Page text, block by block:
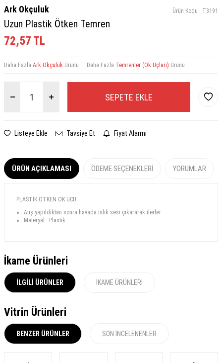
Ark Okçuluk Ürün Kodu : T3191
Uzun Plastik Ötken Temren
72,57 TL
Daha Fazla Ark Okçuluk Ürünü Daha Fazla Temrenler (Ok Uçları) Ürünü
SEPETE EKLE
Listeye Ekle Tavsiye Et Fiyat Alarmı
ÜRÜN AÇIKLAMASI ÖDEME SEÇENEKLERI YORUMLAR
PLASTİK ÖTKEN OK UCU
Atış yapıldıktan sonra havada ıslık sesi çıkararak ilerler
Materyal : Plastik
İkame Ürünleri
İLGILI ÜRÜNLER İKAME ÜRÜNLERI
Vitrin Ürünleri
BENZER ÜRÜNLER SON İNCELENENLER